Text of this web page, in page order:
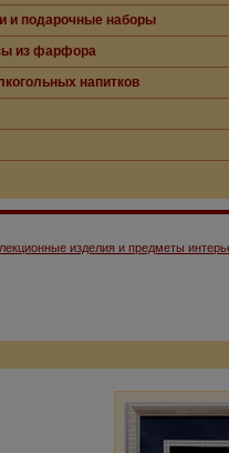
и подарочные наборы
из фарфора
напитков
изделия и предметы